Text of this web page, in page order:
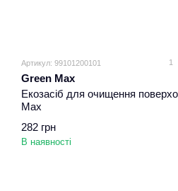
Артикул: 99101200101 1
Green Max
Екозасіб для очищення
Max
282 грн
В наявності